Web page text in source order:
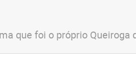
que foi o próprio Queiroga